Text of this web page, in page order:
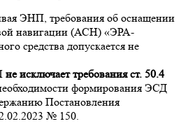
ЭНП, требования об оснащении
навигации (АСН) «ЭРА-
средства допускается не
не исключает требования ст. 50.4
формирования ЭСД
Постановления
№ 150.